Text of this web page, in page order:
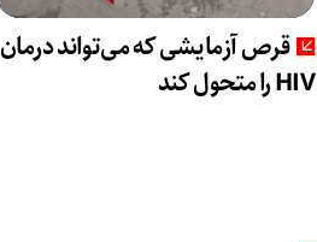
قرص آزمایشی که می‌تواند درمان
HIV را متحول کند